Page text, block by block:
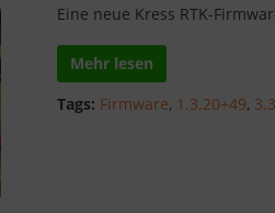
Eine neue Kress RTK-
Mehr lesen
Tags: Firmware, 1.3.20+49,